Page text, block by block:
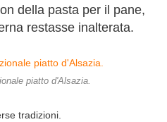
della pasta per il pane,
restasse inalterata.
piatto d'Alsazia.
tradizioni.